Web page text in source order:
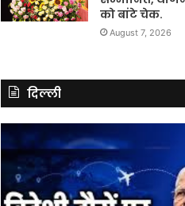
को बांटे चेक.
August 7, 2026
दिल्ली